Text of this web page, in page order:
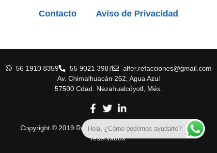
Contacto Aviso de Privacidad
Copyright © 2019 Refaccionaria Alfer. Todos los derechos
reservados.
56 1910 8359 55 9021 3987
alfer.refacciones@gmail.com
Av. Chimalhuacán 262, Agua Azul
57500 Cdad. Nezahualcóyotl, Méx.
Hola, ¿Cómo podemos ayudarte?